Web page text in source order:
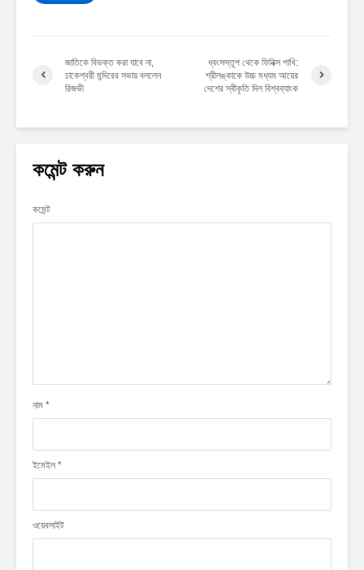
জাতিকে বিভক্ত করা যাবে না,
ঢাকেশ্বরী মন্দিরের সভায় বললেন
রিজভী
ধ্বংসস্তূপ থেকে ফিনিক্স পাখি:
শ্রীলঙ্কাকে উচ্চ মধ্যম আয়ের
দেশের স্বীকৃতি দিল বিশ্বব্যাংক
কমেন্ট করুন
কমেন্ট
নাম *
ইমেইল *
ওয়েবসাইট